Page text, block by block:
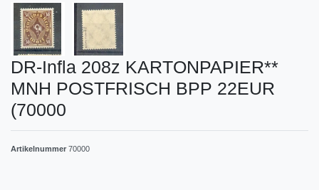
DR-Infla 208z KARTONPAPIER**
MNH POSTFRISCH BPP 22EUR
(70000
Artikelnummer 70000